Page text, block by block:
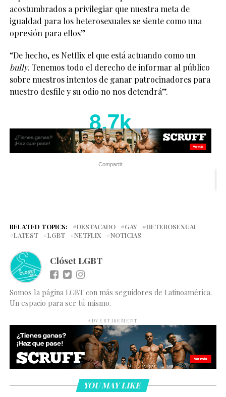
acostumbrados a privilegiar que nuestra meta de
igualdad para los heterosexuales se siente como una
opresión para ellos”
“De hecho, es Netflix el que está actuando como un
bully. Tenemos todo el derecho de informar al público
sobre nuestros intentos de ganar patrocinadores para
nuestro desfile y su odio no nos detendrá”.
8.7k
Compartir
RELATED TOPICS: DESTACADO GAY
HETEROSEXUAL
LATEST
LGBT NETFLIX NOTICIAS
Clóset LGBT
Somos la página LGBT con más seguidores de Latinoamérica.
Un espacio para ser tú mismo.
ADVERTISEMENT
YOU MAY LIKE